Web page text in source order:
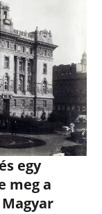
egy
meg a